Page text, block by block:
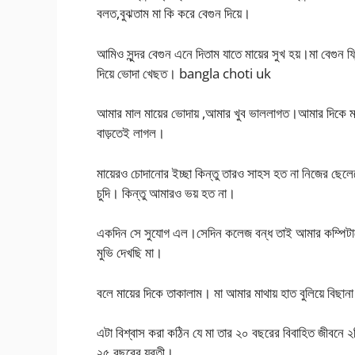
বলত,বুঝতাম মা কি করে বেগুন দিয়ে।
আমিও সুন্দর বেগুন এনে দিতাম যাতে মায়ের সুখ হয়।মা বেগুন
দিয়ে ভোদা খেছত। bangla choti uk
আমার মাল মায়ের ভোদায় ,আমার খুব ভাললাগত।আমার দিকে
বাড়তেই লাগল।
মায়েরও চোদানোর ইচ্ছা কিন্তু তারও সাহস হত না নিজের
চুদি। কিন্তু আমারও ভয় হত না।
একদিন সে সুযোগ এল।সেদিন কলেজ বন্ধ তাই আমার
মুভি দেখছি মা।
বলে মায়ের দিকে তাকালাম। মা আমার মাথায় হাত বুলিয়ে
এটা বিশ্বাস করা কঠিন যে মা তার ২০ বছরের বিবাহিত